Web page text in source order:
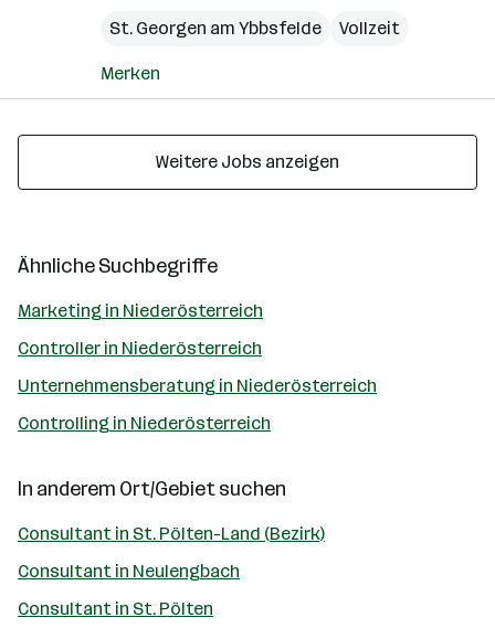
St. Georgen am Ybbsfelde
Vollzeit
Merken
Weitere Jobs anzeigen
Ähnliche Suchbegriffe
Marketing in Niederösterreich
Controller in Niederösterreich
Unternehmensberatung in Niederösterreich
Controlling in Niederösterreich
In anderem Ort/Gebiet suchen
Consultant in St. Pölten-Land (Bezirk)
Consultant in Neulengbach
Consultant in St. Pölten